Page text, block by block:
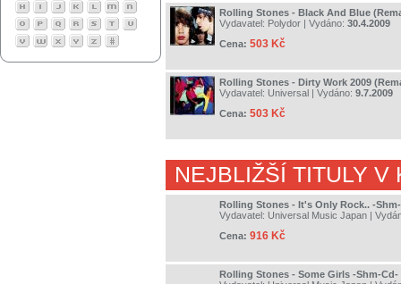
Rolling Stones - Black And Blue
Vydavatel: Polydor | Vydáno: 30.4.2009
Cena: 503 Kč
Rolling Stones - Dirty Work 2009
Vydavatel: Universal | Vydáno: 9.7.2009
Cena: 503 Kč
NEJBLIŽŠÍ TITULY V
Rolling Stones - It's Only Rock.. -
Vydavatel: Universal Music Japan |
Cena: 916 Kč
Rolling Stones - Some Girls -Shm-Cd-